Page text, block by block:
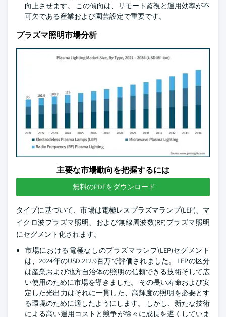
向上させます。 この傾向は、リモート監視と運用効率が不
可欠である産業および園芸設定で重要です。
プラズマ照明市場分析
主要な市場動向を把握するには
無料のPDFをダウンロード
タイプに基づいて、市場は電極レスプラズマランプ(LEP)、マ
イクロ波プラズマ照明、および無線周波数(RF)プラズマ照明
にセグメント化されます。
市場における電極なしのプラズマランプ(LEP)セグメント
は、2024年のUSD 212.9百万で評価されました。 LEPの区分
は産業および地方自治体の照明の信頼できる技術そして広
い使用のために市場を導きました。 その長い寿命および安
定した光出力はそれに一貫した、高輝度の照明を必要とす
る環境のために適したようにします。 しかし、新たな技術
による高い運用コストと競争が徐々に成長を遅くしていま